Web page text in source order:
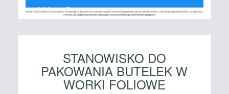
STANOWISKO DO
PAKOWANIA BUTELEK W
WORKI FOLIOWE